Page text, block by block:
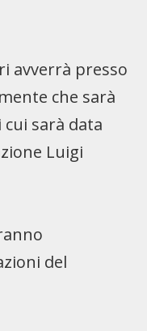
avverrà presso
che sarà
sarà data
Luigi
del